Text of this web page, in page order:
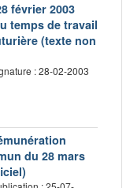
février 2003
temps de travail
(texte non
: 28-02-2003
du 28 mars